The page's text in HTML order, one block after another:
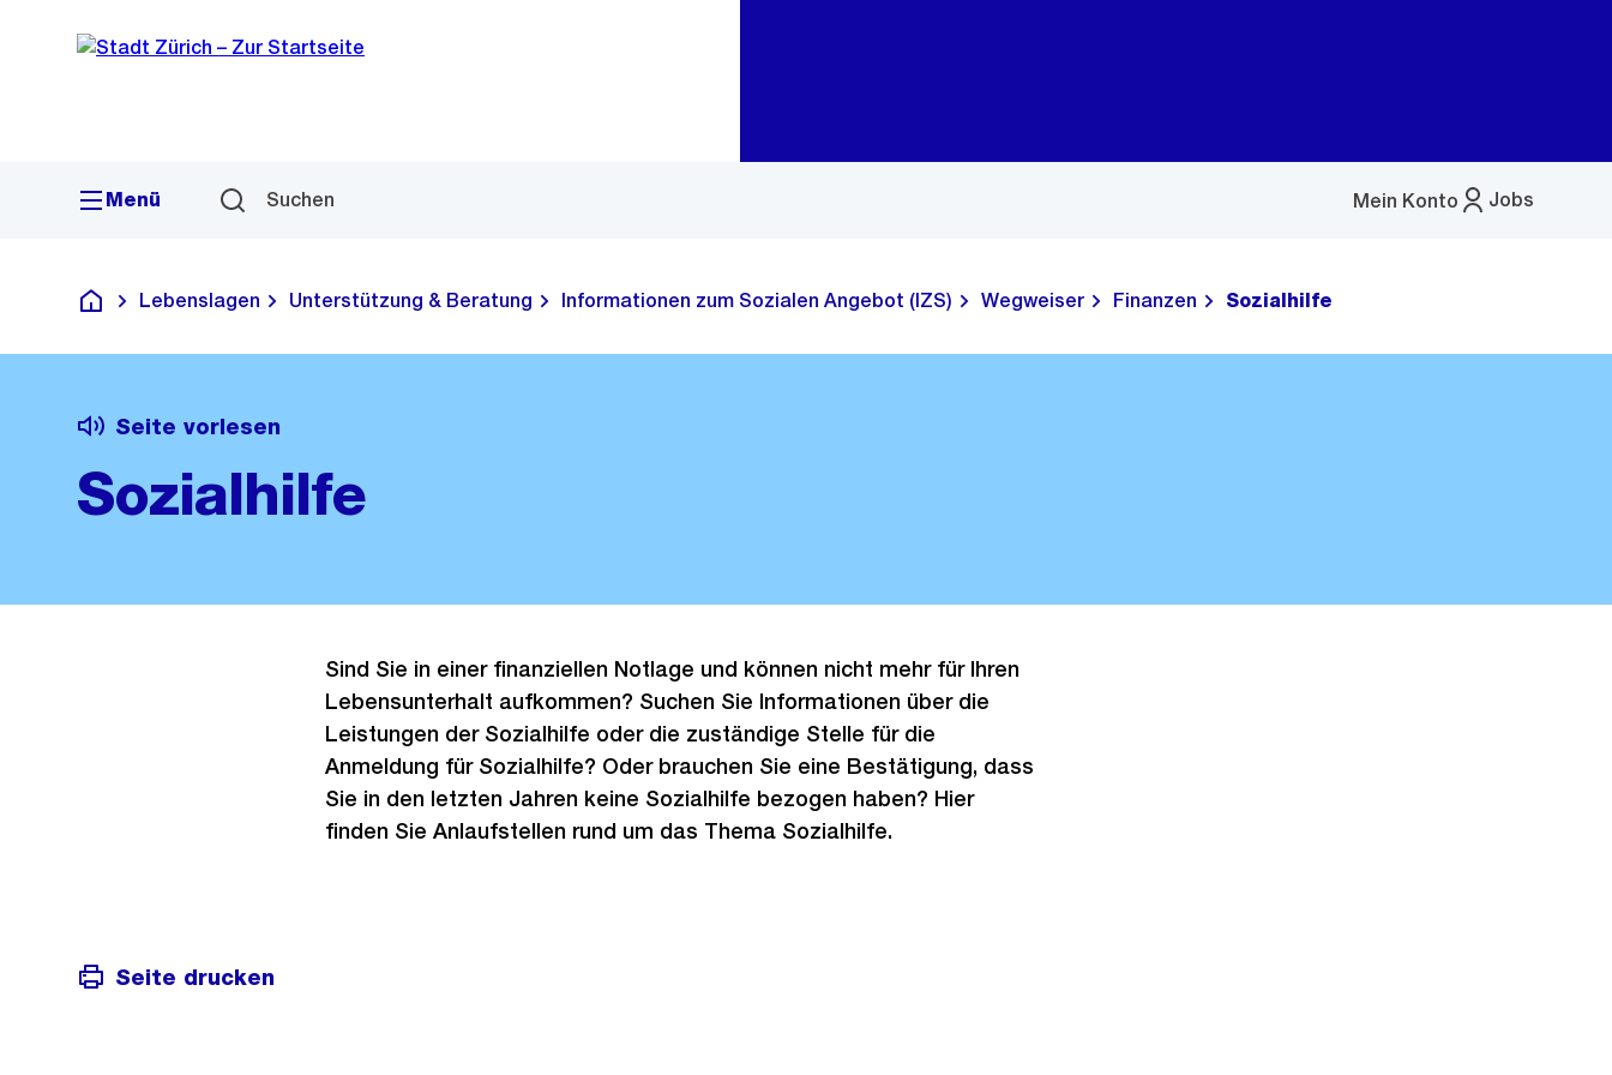
Navigation
Sprunglink
Menü Suchen Jobs
Mein Konto
Menü
Deutsch
Lebenslagen Unterstützung & Beratung Informationen zum Sozialen Angebot (IZS) Wegweiser Finanzen Sozialhilfe
Seite vorlesen
Sozialhilfe
Sind Sie in einer finanziellen Notlage und können nicht mehr für Ihren
Lebensunterhalt aufkommen? Suchen Sie Informationen über die
Leistungen der Sozialhilfe oder die zuständige Stelle für die
Anmeldung für Sozialhilfe? Oder brauchen Sie eine Bestätigung, dass
Sie in den letzten Jahren keine Sozialhilfe bezogen haben? Hier
finden Sie Anlaufstellen rund um das Thema Sozialhilfe.
Seite drucken